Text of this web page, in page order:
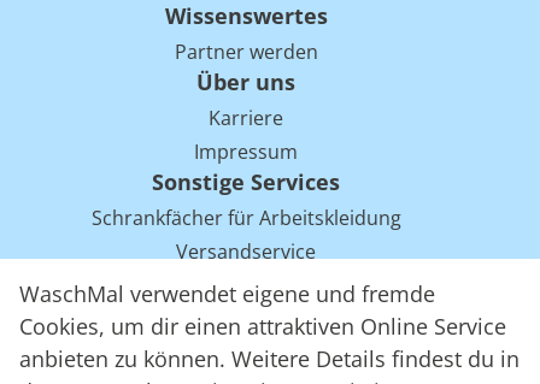
WaschMal verwendet eigene und fremde
Cookies, um dir einen attraktiven Online Service
anbieten zu können. Weitere Details findest du in
Wissenswertes
Partner werden
Über uns
Karriere
Impressum
Sonstige Services
Schrankfächer für Arbeitskleidung
Versandservice
Einsparpotentiale für Mietwäsche bei Arbeitskleidung
Arbeitskleidung Tracking mit RFID